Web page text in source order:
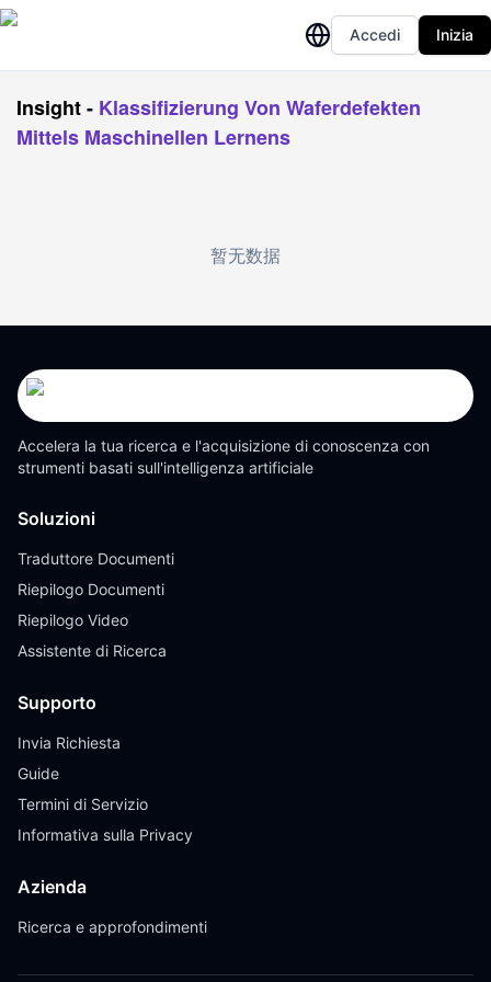
Accedi Inizia
Insight- Klassifizierung Von Waferdefekten
Mittels Maschinellen Lernens
暂无数据
Accelera la tua ricerca e l'acquisizione di conoscenza con
strumenti basati sull'intelligenza artificiale
Soluzioni
Traduttore Documenti
Riepilogo Documenti
Riepilogo Video
Assistente di Ricerca
Supporto
Invia Richiesta
Guide
Termini di Servizio
Informativa sulla Privacy
Azienda
Ricerca e approfondimenti